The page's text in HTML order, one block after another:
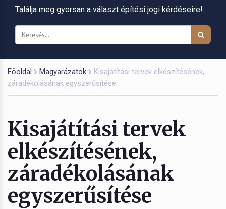
Találja meg gyorsan a választ építési jogi kérdéseire!
Főoldal Magyarázatok
Kisajátítási tervek elkészítésének,
záradékolásának egyszerűsítése
Kisajátítási tervek
elkészítésének,
záradékolásának
egyszerűsítése